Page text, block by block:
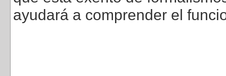
ayudará a comprender el